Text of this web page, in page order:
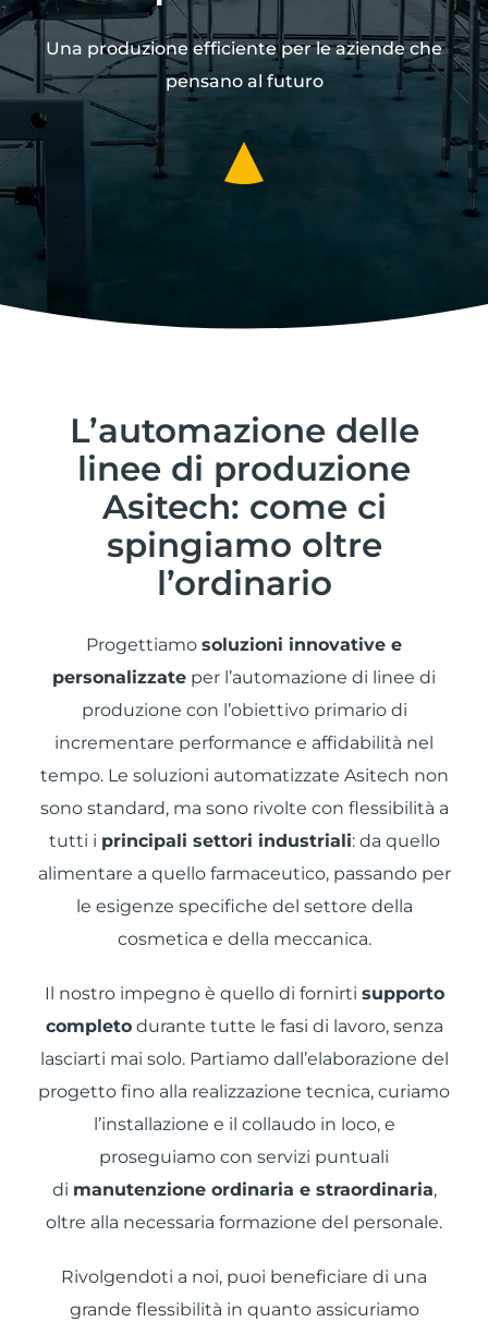
Una produzione efficiente per le aziende che
pensano al futuro
L’automazione delle
linee di produzione
Asitech: come ci
spingiamo oltre
l’ordinario
Progettiamo soluzioni innovative e
personalizzate per l’automazione di linee di
produzione con l’obiettivo primario di
incrementare performance e affidabilità nel
tempo. Le soluzioni automatizzate Asitech non
sono standard, ma sono rivolte con flessibilità a
tutti i principali settori industriali: da quello
alimentare a quello farmaceutico, passando per
le esigenze specifiche del settore della
cosmetica e della meccanica.
Il nostro impegno è quello di fornirti supporto
completodurante tutte le fasi di lavoro, senza
lasciarti mai solo. Partiamo dall’elaborazione del
progetto fino alla realizzazione tecnica, curiamo
l’installazione e il collaudo in loco, e
proseguiamo con servizi puntuali
di manutenzione ordinaria e straordinaria,
oltre alla necessaria formazione del personale.
Rivolgendoti a noi, puoi beneficiare di una
grande flessibilità in quanto assicuriamo